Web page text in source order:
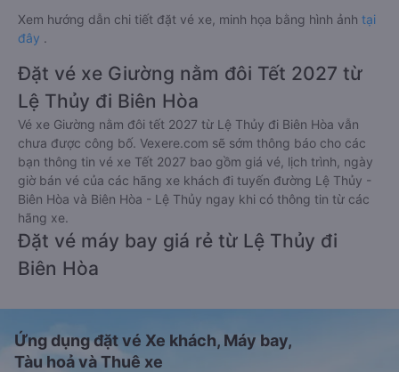
Xem hướng dẫn chi tiết đặt vé xe, minh họa bằng hình ảnh tại
đây .
Đặt vé xe Giường nằm đôi Tết 2027 từ
Lệ Thủy đi Biên Hòa
Vé xe Giường nằm đôi tết 2027 từ Lệ Thủy đi Biên Hòa vẫn
chưa được công bố. Vexere.com sẽ sớm thông báo cho các
bạn thông tin vé xe Tết 2027 bao gồm giá vé, lịch trình, ngày
giờ bán vé của các hãng xe khách đi tuyến đường Lệ Thủy -
Biên Hòa và Biên Hòa - Lệ Thủy ngay khi có thông tin từ các
hãng xe.
Đặt vé máy bay giá rẻ từ Lệ Thủy đi
Biên Hòa
Ứng dụng đặt vé Xe khách, Máy bay,
Tàu hoả và Thuê xe